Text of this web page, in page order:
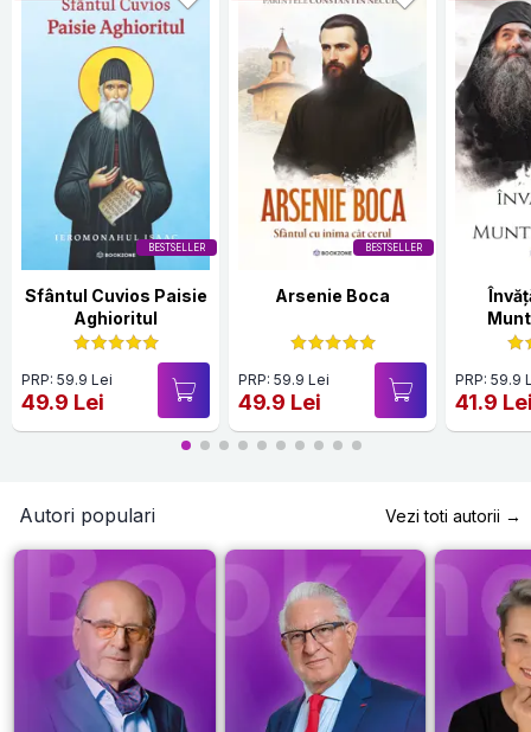
BESTSELLER
Sfântul Cuvios Paisie
Aghioritul
PRP: 59.9 Lei
49.9 Lei
BESTSELLER
Arsenie Boca
PRP: 59.9 Lei
49.9 Lei
PRP: 59.9
41.9
Autori populari Vezi toti autorii →